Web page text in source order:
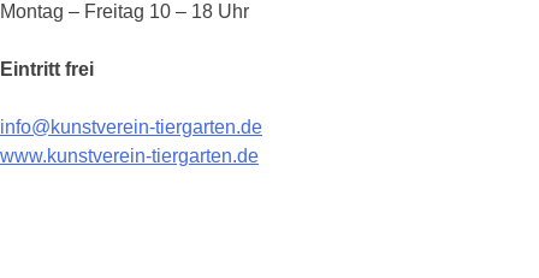
Montag – Freitag 10 – 18 Uhr
Eintritt frei
info@kunstverein-tiergarten.de
www.kunstverein-tiergarten.de